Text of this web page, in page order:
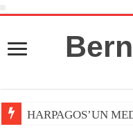
HARPAGOS’UN